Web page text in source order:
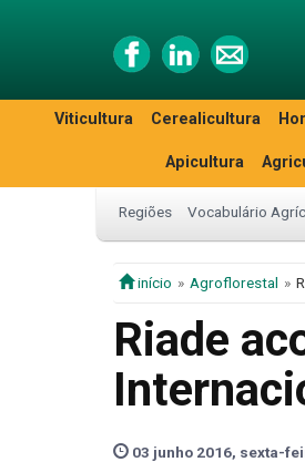
Viticultura Cerealicultura
Apicultura
Regiões Vocabulário
início Agroflorestal
Riade
03 junho 2016, sexta-